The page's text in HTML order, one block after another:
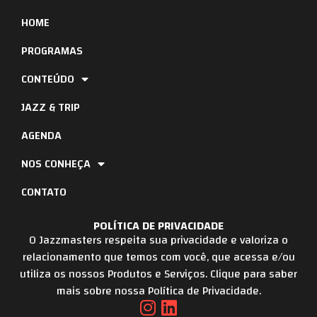
POLÍTICA DE PRIVACIDADE
O Jazzmasters respeita sua privacidade e valoriza o
relacionamento que temos com você, que acessa e/ou
utiliza os nossos Produtos e Serviços. Clique para saber
mais sobre nossa Política de Privacidade.
HOME
PROGRAMAS
CONTEÚDO
JAZZ & TRIP
AGENDA
NOS CONHEÇA
CONTATO